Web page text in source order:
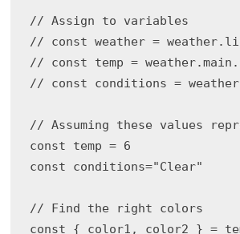
// Assign to variables
// const weather =
// const temp =
// const conditions =
// Assuming these values
const temp = 6
const conditions="Clear"
// Find the right colors
const { color1, color2 } =